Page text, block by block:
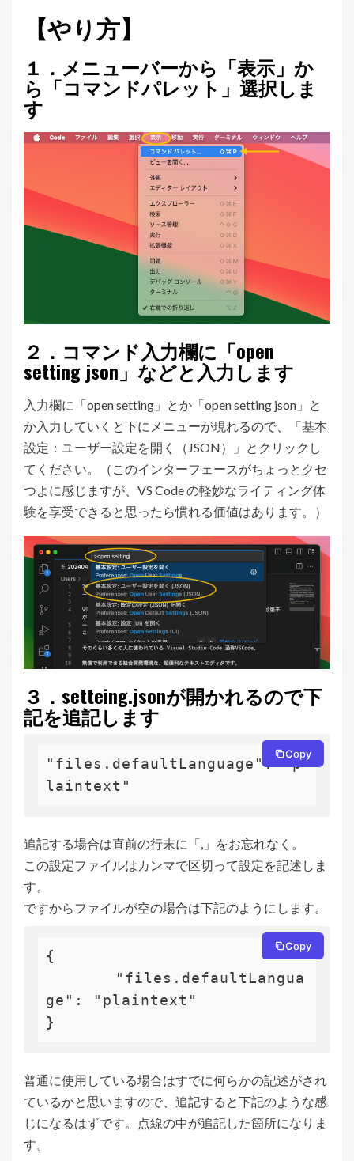
【やり方】
１．メニューバーから「表示」か
ら「コマンドパレット」選択しま
す
２．コマンド入力欄に「open
setting json」などと入力します
入力欄に「open setting」とか「open setting json」と
か入力していくと下にメニューが現れるので、「基本
設定：ユーザー設定を開く（JSON）」とクリックし
てください。（このインターフェースがちょっとクセ
つよに感じますが、VS Code の軽妙なライティング体
験を享受できると思ったら慣れる価値はあります。）
３．setteing.jsonが開かれるので下
記を追記します
"files.defaultLanguage": "p
laintext"
Copy
追記する場合は直前の行末に「,」をお忘れなく。
この設定ファイルはカンマで区切って設定を記述しま
す。
ですからファイルが空の場合は下記のようにします。
{
ge": "plaintext"
}
Copy
普通に使用している場合はすでに何らかの記述がされ
ているかと思いますので、追記すると下記のような感
じになるはずです。点線の中が追記した箇所になりま
す。